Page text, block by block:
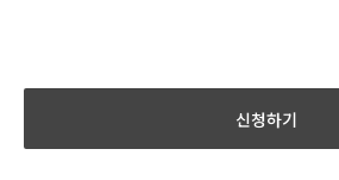
신청하기